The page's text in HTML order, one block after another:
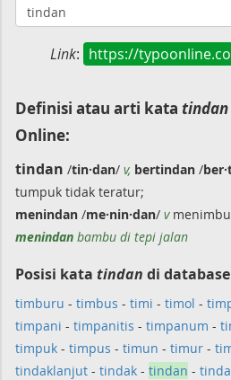
Link: https://
Definisi atau arti kata tindan
Online:
tindan /tin·dan/ v, bertindan /
tumpuk tidak teratur;
menindan /me·nin·dan/ v
menindan bambu di tepi jalan
Posisi kata tindan di
timburu - timbus - timi - timol -
timpani - timpanitis - timpanum -
timpuk - timpus - timun - timur -
tindaklanjut - tindak - tindan -